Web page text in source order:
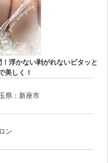
浮かない剥がれないピタッと
美しく！
県：新座市
ン